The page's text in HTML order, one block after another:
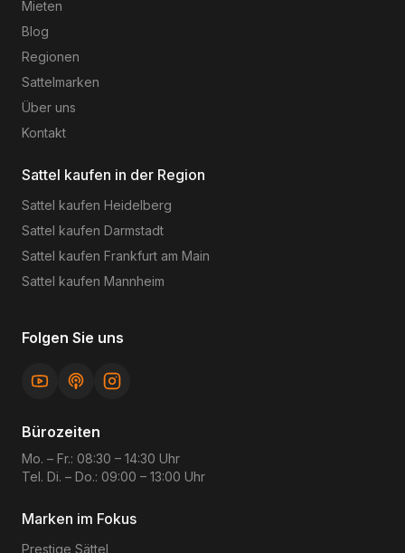
Mieten
Blog
Regionen
Sattelmarken
Über uns
Kontakt
Sattel kaufen in der Region
Sattel kaufen Heidelberg
Sattel kaufen Darmstadt
Sattel kaufen Frankfurt am Main
Sattel kaufen Mannheim
Folgen Sie uns
Bürozeiten
Mo. – Fr.: 08:30 – 14:30 Uhr
Tel. Di. – Do.: 09:00 – 13:00 Uhr
Marken im Fokus
Prestige Sättel